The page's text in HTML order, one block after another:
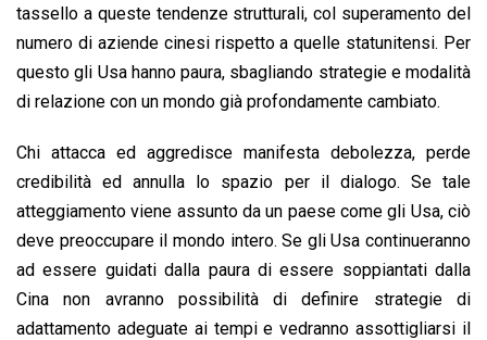
tassello a queste tendenze strutturali, col superamento del
numero di aziende cinesi rispetto a quelle statunitensi. Per
questo gli Usa hanno paura, sbagliando strategie e modalità
di relazione con un mondo già profondamente cambiato.
Chi attacca ed aggredisce manifesta debolezza, perde
credibilità ed annulla lo spazio per il dialogo. Se tale
atteggiamento viene assunto da un paese come gli Usa, ciò
deve preoccupare il mondo intero. Se gli Usa continueranno
ad essere guidati dalla paura di essere soppiantati dalla
Cina non avranno possibilità di definire strategie di
adattamento adeguate ai tempi e vedranno assottigliarsi il